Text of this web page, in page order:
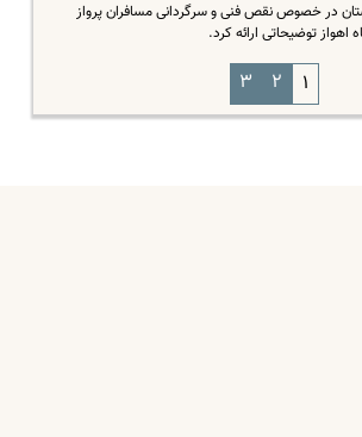
در خصوص نقص فنی و سرگردانی مسافران پرواز
اهواز توضیحاتی ارائه کرد.
۱ ۲ ۳